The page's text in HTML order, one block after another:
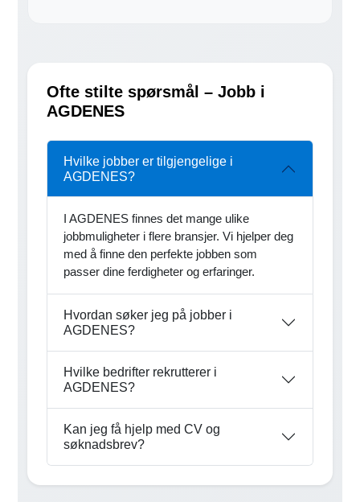
Ofte stilte spørsmål – Jobb i
AGDENES
Hvilke jobber er tilgjengelige i
AGDENES?
I AGDENES finnes det mange ulike
jobbmuligheter i flere bransjer. Vi hjelper deg
med å finne den perfekte jobben som
passer dine ferdigheter og erfaringer.
Hvordan søker jeg på jobber i
AGDENES?
Hvilke bedrifter rekrutterer i
AGDENES?
Kan jeg få hjelp med CV og
søknadsbrev?